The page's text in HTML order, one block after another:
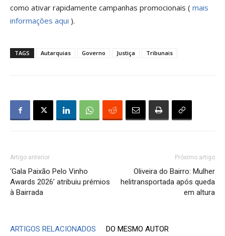
como ativar rapidamente campanhas promocionais ( mais
informações aqui ).
TAGS Autarquias Governo Justiça Tribunais
Artigo anterior
‘Gala Paixão Pelo Vinho
Awards 2026’ atribuiu prémios
à Bairrada
Próximo artigo
Oliveira do Bairro: Mulher
helitransportada após queda
em altura
ARTIGOS RELACIONADOS DO MESMO AUTOR